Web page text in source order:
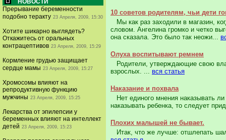
НОВОСТИ
Прерывание беременности
подобно теракту 23 Апреля, 2009, 15:30
Хотите шикарно выглядеть?
Откажитесь от оральных
контрацептивов 23 Апреля, 2009, 15:29
Кормление грудью защищает
сердце мамы 23 Апреля, 2009, 15:27
Хромосомы влияют на
репродуктивную функцию
мужчины 23 Апреля, 2009, 15:25
Лекарства от эпилепсии у
беременных влияют на интеллект
детей 23 Апреля, 2009, 15:23
10 советов родителям, чьи дети
Мы как раз заходили в магазин,
словом. Ангелина громко и четко
она сказала. Это было так неожи...
Олуха воспитывают ремнем
Родители, утверждающие свою
взрослых. ... вся статья
Наказание и похвала
Нет единого мнения наказывать
наказывать ребенка, то следует
Плохих малышей не бывает.
Итак, что же лучше: отшлепать